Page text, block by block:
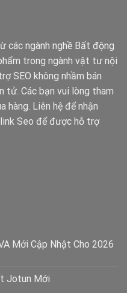
các ngành nghề Bất động
trong ngành vật tư nội
SEO không nhầm bán
tử. Các bạn vui lòng tham
hàng. Liên hệ để nhận
Seo để được hỗ trợ
Mới Cập Nhật Cho 2026
Jotun Mới